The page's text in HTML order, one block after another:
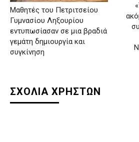
Μαθητές του Πετριτσείου
Γυμνασίου Ληξουρίου
εντυπωσίασαν σε μια βραδιά
γεμάτη δημιουργία και
συγκίνηση
ΣΧΟΛΙΑ ΧΡΗΣΤΩΝ